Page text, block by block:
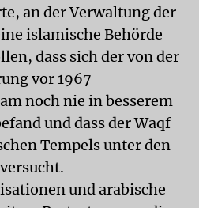
an der Verwaltung der
islamische Behörde
dass sich der von der
vor 1967
noch nie in besserem
und dass der Waqf
Tempels unter den
und arabische